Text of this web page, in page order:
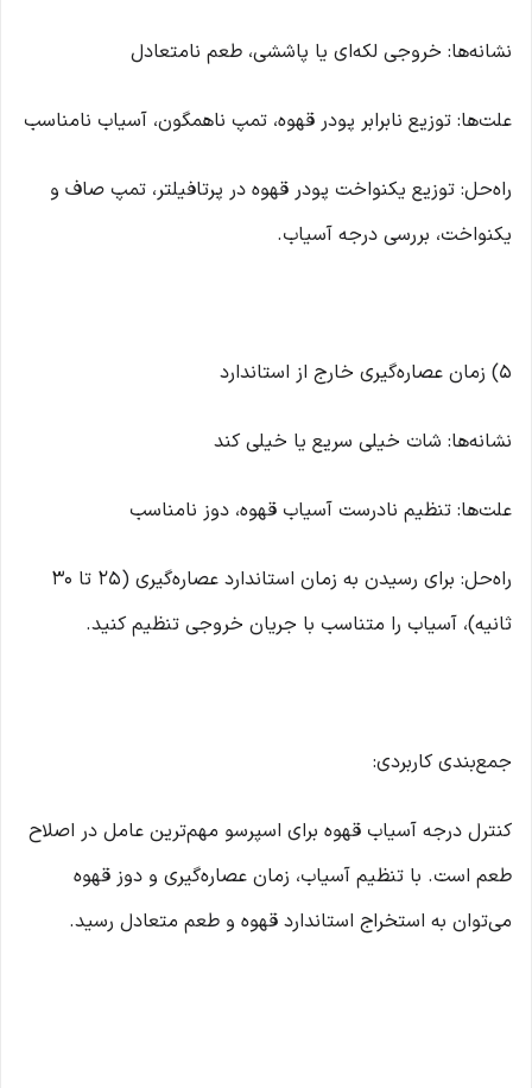
نشانه‌ها: خروجی لکه‌ای یا پاششی، طعم نامتعادل
علت‌ها: توزیع نابرابر پودر قهوه، تمپ ناهمگون، آسیاب نامناسب
راه‌حل: توزیع یکنواخت پودر قهوه در پرتافیلتر، تمپ صاف و
یکنواخت، بررسی درجه آسیاب.
۵) زمان عصاره‌گیری خارج از استاندارد
نشانه‌ها: شات خیلی سریع یا خیلی کند
علت‌ها: تنظیم نادرست آسیاب قهوه، دوز نامناسب
راه‌حل: برای رسیدن به زمان استاندارد عصاره‌گیری (۲۵ تا ۳۰
ثانیه)، آسیاب را متناسب با جریان خروجی تنظیم کنید.
جمع‌بندی کاربردی:
کنترل درجه آسیاب قهوه برای اسپرسو مهم‌ترین عامل در اصلاح
طعم است. با تنظیم آسیاب، زمان عصاره‌گیری و دوز قهوه
می‌توان به استخراج استاندارد قهوه و طعم متعادل رسید.